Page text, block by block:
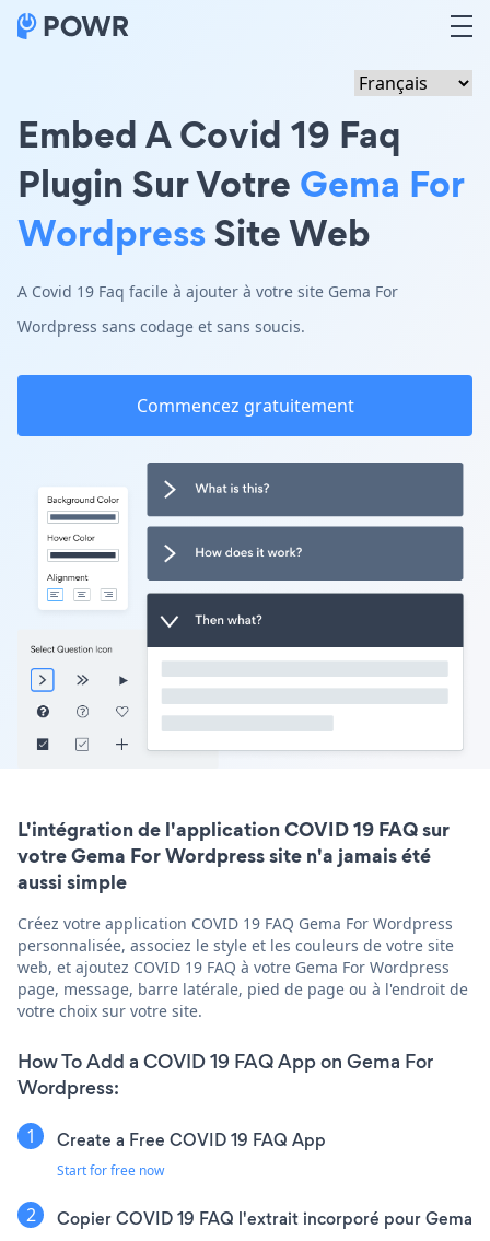
Embed A Covid 19 Faq
Plugin Sur Votre Gema For
WordpressSite Web
A Covid 19 Faq facile à ajouter à votre site Gema For
Wordpress sans codage et sans soucis.
Commencez gratuitement
L'intégration de l'application COVID 19 FAQ sur
votre Gema For Wordpress site n'a jamais été
aussi simple
Créez votre application COVID 19 FAQ Gema For Wordpress
personnalisée, associez le style et les couleurs de votre site
web, et ajoutez COVID 19 FAQ à votre Gema For Wordpress
page, message, barre latérale, pied de page ou à l'endroit de
votre choix sur votre site.
How To Add a COVID 19 FAQ App on Gema For
Wordpress:
Create a Free COVID 19 FAQ App
Start for free now
Copier COVID 19 FAQ l'extrait incorporé pour Gema